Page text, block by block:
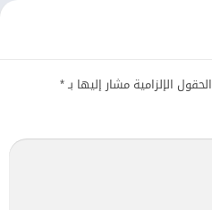
الحقول الإلزامية مشار إليها بـ*